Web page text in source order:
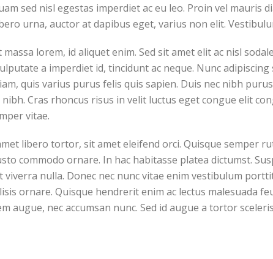
sed nisl egestas imperdiet ac eu leo. Proin vel
urna, auctor at dapibus eget, varius non elit.
massa lorem, id aliquet enim. Sed sit amet elit ac nisl
a imperdiet id, tincidunt ac neque. Nunc
quis varius purus felis quis sapien. Duis nec nibh
Cras rhoncus risus in velit luctus eget congue elit
vitae.
libero tortor, sit amet eleifend orci. Quisque semper
commodo ornare. In hac habitasse platea dictumst.
viverra nulla. Donec nec nunc vitae enim vestibulum
ornare. Quisque hendrerit enim ac lectus malesuada
augue, nec accumsan nunc. Sed id augue a tortor